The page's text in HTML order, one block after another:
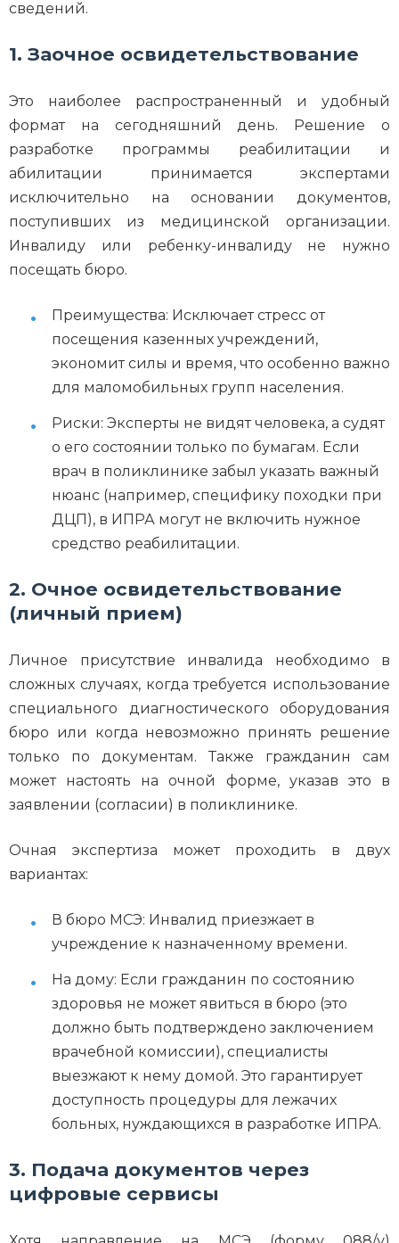
сведений.
1. Заочное освидетельствование
Это наиболее распространенный и удобный
формат на сегодняшний день. Решение о
разработке программы реабилитации и
абилитации принимается экспертами
исключительно на основании документов,
поступивших из медицинской организации.
Инвалиду или ребенку-инвалиду не нужно
посещать бюро.
Преимущества: Исключает стресс от
посещения казенных учреждений,
экономит силы и время, что особенно важно
для маломобильных групп населения.
Риски: Эксперты не видят человека, а судят
о его состоянии только по бумагам. Если
врач в поликлинике забыл указать важный
нюанс (например, специфику походки при
ДЦП), в ИПРА могут не включить нужное
средство реабилитации.
2. Очное освидетельствование
(личный прием)
Личное присутствие инвалида необходимо в
сложных случаях, когда требуется использование
специального диагностического оборудования
бюро или когда невозможно принять решение
только по документам. Также гражданин сам
может настоять на очной форме, указав это в
заявлении (согласии) в поликлинике.
Очная экспертиза может проходить в двух
вариантах:
В бюро МСЭ: Инвалид приезжает в
учреждение к назначенному времени.
На дому: Если гражданин по состоянию
здоровья не может явиться в бюро (это
должно быть подтверждено заключением
врачебной комиссии), специалисты
выезжают к нему домой. Это гарантирует
доступность процедуры для лежачих
больных, нуждающихся в разработке ИПРА.
3. Подача документов через
цифровые сервисы